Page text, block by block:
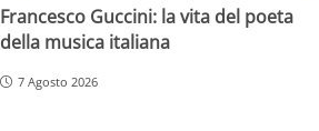
Francesco Guccini: la vita del poeta
della musica italiana
7 Agosto 2026